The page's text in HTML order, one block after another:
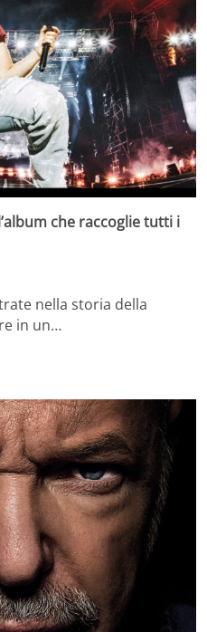
che raccoglie tutti i
nella storia della
in un…